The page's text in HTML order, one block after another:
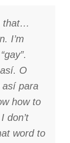
that…
I’m
O
para
how to
don’t
word to